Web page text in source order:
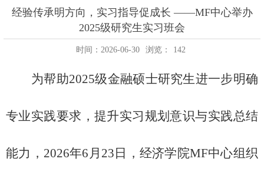
经验传承明方向，实习指导促成长 ——MF中心举办
2025级研究生实习班会
时间：2026-06-30 浏览： 142
为帮助2025级金融硕士研究生进一步明确
专业实践要求，提升实习规划意识与实践总结
能力， 2026年6月23日 ，经济学院MF中心组织